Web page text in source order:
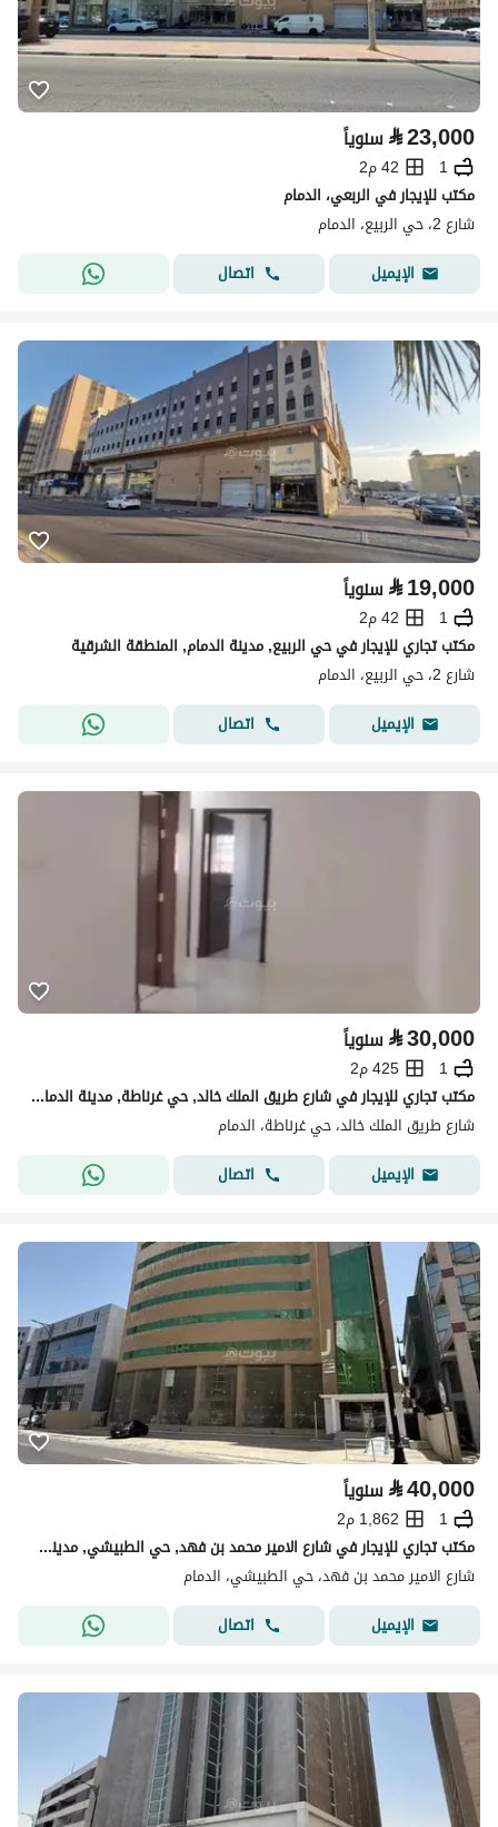
⃁23,000 سنوياً
1
42 م2
مكتب للإيجار في الربعي، الدمام
شارع 2، حي الربيع، الدمام
الإيميل
اتصال
⃁19,000 سنوياً
1
42 م2
مكتب تجاري للإيجار في حي الربيع, مدينة الدمام, المنطقة الشرقية
شارع 2، حي الربيع، الدمام
الإيميل
اتصال
⃁30,000 سنوياً
1
425 م2
مكتب تجاري للإيجار في شارع طريق الملك خالد, حي غرناطة, مدينة الدمام, المنطقة الشرقية
شارع طريق الملك خالد، حي غرناطة، الدمام
الإيميل
اتصال
⃁40,000 سنوياً
1
1,862 م2
مكتب تجاري للإيجار في شارع الامير محمد بن فهد, حي الطبيشي, مدينة الدمام, المنطقة الشرقية
شارع الامير محمد بن فهد، حي الطبيشي، الدمام
الإيميل
اتصال